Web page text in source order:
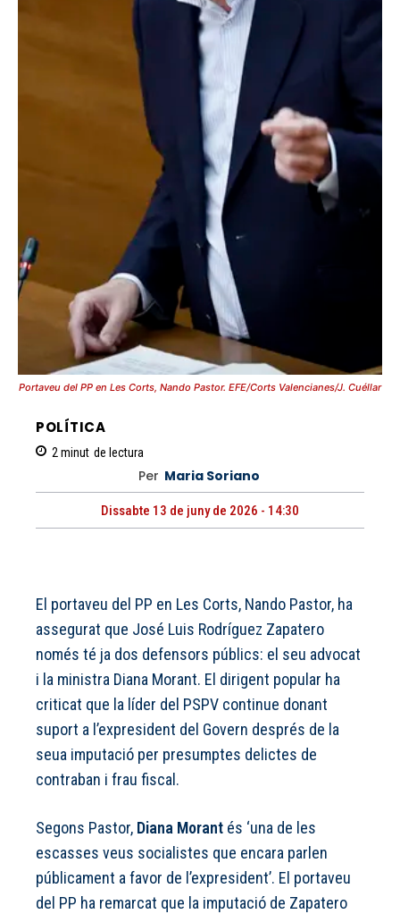
Portaveu del PP en Les Corts, Nando Pastor. EFE/Corts Valencianes/J. Cuéllar
POLÍTICA
2 minut de lectura
Per Maria Soriano
Dissabte 13 de juny de 2026 - 14:30
El portaveu del PP en Les Corts, Nando Pastor, ha
assegurat que José Luis Rodríguez Zapatero
només té ja dos defensors públics: el seu advocat
i la ministra Diana Morant. El dirigent popular ha
criticat que la líder del PSPV continue donant
suport a l’expresident del Govern després de la
seua imputació per presumptes delictes de
contraban i frau fiscal.
Segons Pastor, Diana Morant és ‘una de les
escasses veus socialistes que encara parlen
públicament a favor de l’expresident’. El portaveu
del PP ha remarcat que la imputació de Zapatero